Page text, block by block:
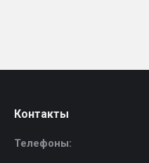
Контакты
Телефоны: